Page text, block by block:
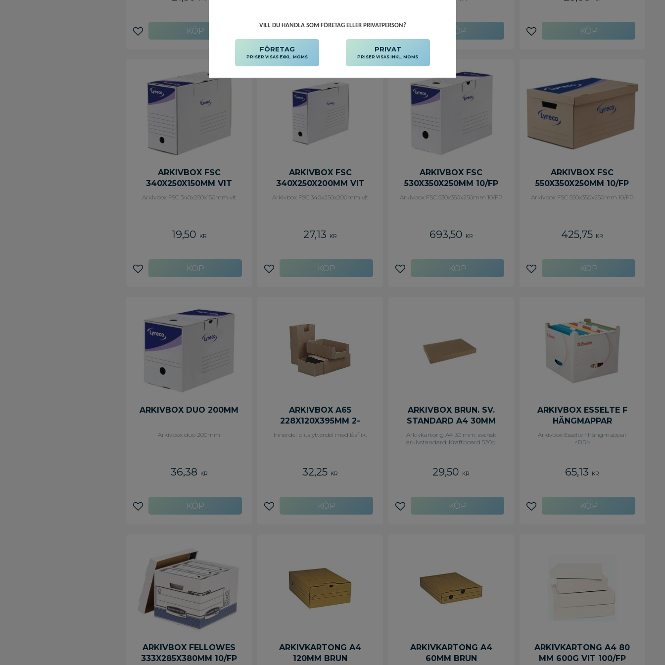
Lägg till i favoriter
om den står med lång- eller
kortsidan utåt. Levereras
plano.Utvändiga mått: HxD 25 x 34
kartong. - Stabil vit kartong - -
Fingerhål och tryckt etikett på 2
sidor - - Levereras plano
Lägg till i favoriter Lägg till i favoriter
ARKIVBOX FSC
340X250X150MM VIT
Arkivbox FSC 340x250x150mm vit
19,50 KR
Lägg till i favoriter
ARKIVBOX FSC
340X250X200MM VIT
Arkivbox FSC 340x250x200mm vit
27,13 KR
Lägg till i favoriter
ARKIVBOX FSC
530X350X250MM 10/FP
Arkivbox FSC 530x350x250mm 10/FP
693,50 KR
Lägg till i favoriter
ARKIVBOX FSC
550X350X250MM 10/FP
Arkivbox FSC 550x350x250mm 10/FP
425,75 KR
Lägg till i favoriter
ARKIVBOX DUO 200MM
Arkivbox duo 200mm
36,38 KR
Lägg till i favoriter
ARKIVBOX A65
228X120X395MM 2-
DELAD BRUN
Innerdel plus ytterdel med låsflik.
32,25 KR
Lägg till i favoriter
ARKIVBOX BRUN. SV.
STANDARD A4 30MM
Arkivkartong A4 30 mm, svensk
arkivstandard, Kraftboard 520g
29,50 KR
Lägg till i favoriter
ARKIVBOX ESSELTE F
HÄNGMAPPAR
Arkivbox Esselte f hängmappar
<BR>
65,13 KR
Lägg till i favoriter
ARKIVBOX FELLOWES
333X285X380MM 10/FP
ARKIVKARTONG A4
120MM BRUN
ARKIVKARTONG A4
60MM BRUN
ARKIVKARTONG A4 80
MM 600G VIT 100/FP
VILL DU HANDLA SOM FÖRETAG ELLER PRIVATPERSON?
FÖRETAG
PRISER VISAS EXKL. MOMS
PRIVAT
PRISER VISAS INKL. MOMS